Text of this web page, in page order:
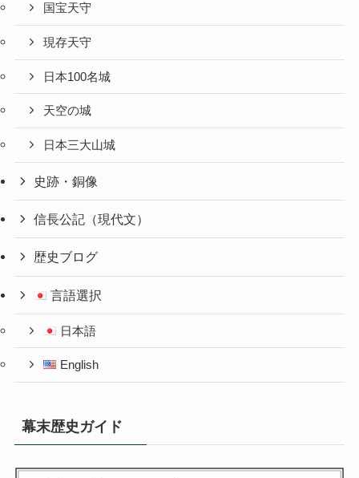
国宝天守
現存天守
日本100名城
天空の城
日本三大山城
史跡・銅像
信長公記（現代文）
歴史ブログ
言語選択
日本語
English
幕末歴史ガイド